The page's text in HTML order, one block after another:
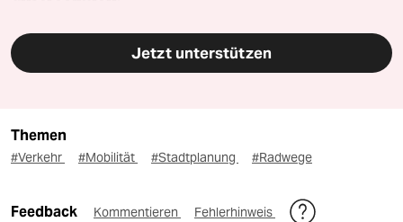
Jetzt unterstützen
Themen
#Verkehr #Mobilität #Stadtplanung #Radwege
Feedback Kommentieren Fehlerhinweis